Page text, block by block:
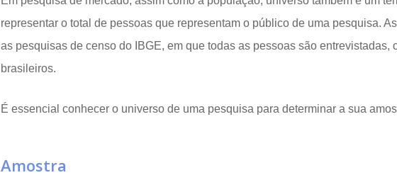
representar o total de pessoas que representam o público de uma pesquisa.
as pesquisas de censo do IBGE, em que todas as pessoas são entrevistadas,
brasileiros.
É essencial conhecer o universo de uma pesquisa para determinar a sua
Amostra